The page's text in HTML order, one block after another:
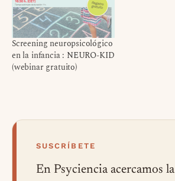
Screening neuropsicológico
en la infancia : NEURO-KID
(webinar gratuito)
SUSCRÍBETE
En Psyciencia acercamos la